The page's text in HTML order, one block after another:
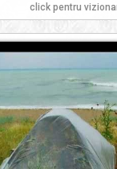
click pentru